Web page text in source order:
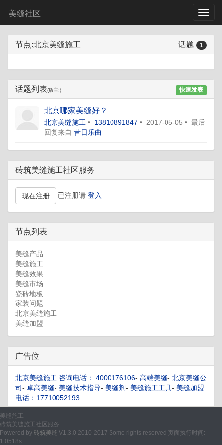
美缝社区
节点:北京美缝施工 话题 1
话题列表(版主:) 快速发表
北京哪家美缝好？
北京美缝施工 • 13810891847 • 2017-05-05 • 最后
回复来自 昔日乐曲
砖筑美缝施工社区服务
现在注册 已注册请 登入
节点列表
美缝产品
美缝施工
美缝效果
美缝市场
瓷砖地板
家装问题
北京美缝施工
美缝加盟
广告位
北京美缝施工 咨询电话： 4000176106- 高端美缝- 北京美缝公
司- 卓高美缝- 美缝技术指导- 美缝剂- 美缝施工工具- 美缝加盟
电话：17710052193
美缝施工
砖筑美缝施工社区服务
Powered by 砖筑美缝 V1.3.0 2010-2017 Some rights reserved 页面执行时间:
1.0518s